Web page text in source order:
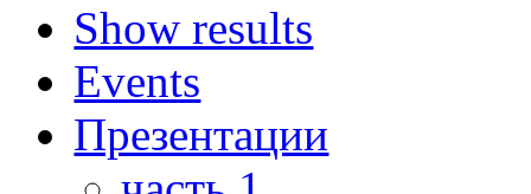
Show results
Events
Презентации